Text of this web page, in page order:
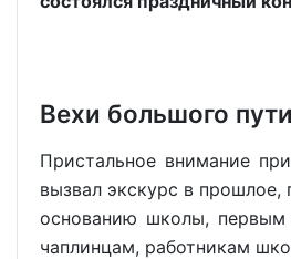
Вехи большого пути
Пристальное внимание
вызвал экскурс в прошлое,
основанию школы, первым
чаплинцам, работникам